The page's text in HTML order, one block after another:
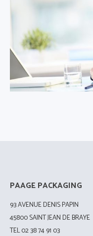
PAAGE PACKAGING
93 AVENUE DENIS PAPIN
45800 SAINT JEAN DE BRAYE
TEL 02 38 74 91 03